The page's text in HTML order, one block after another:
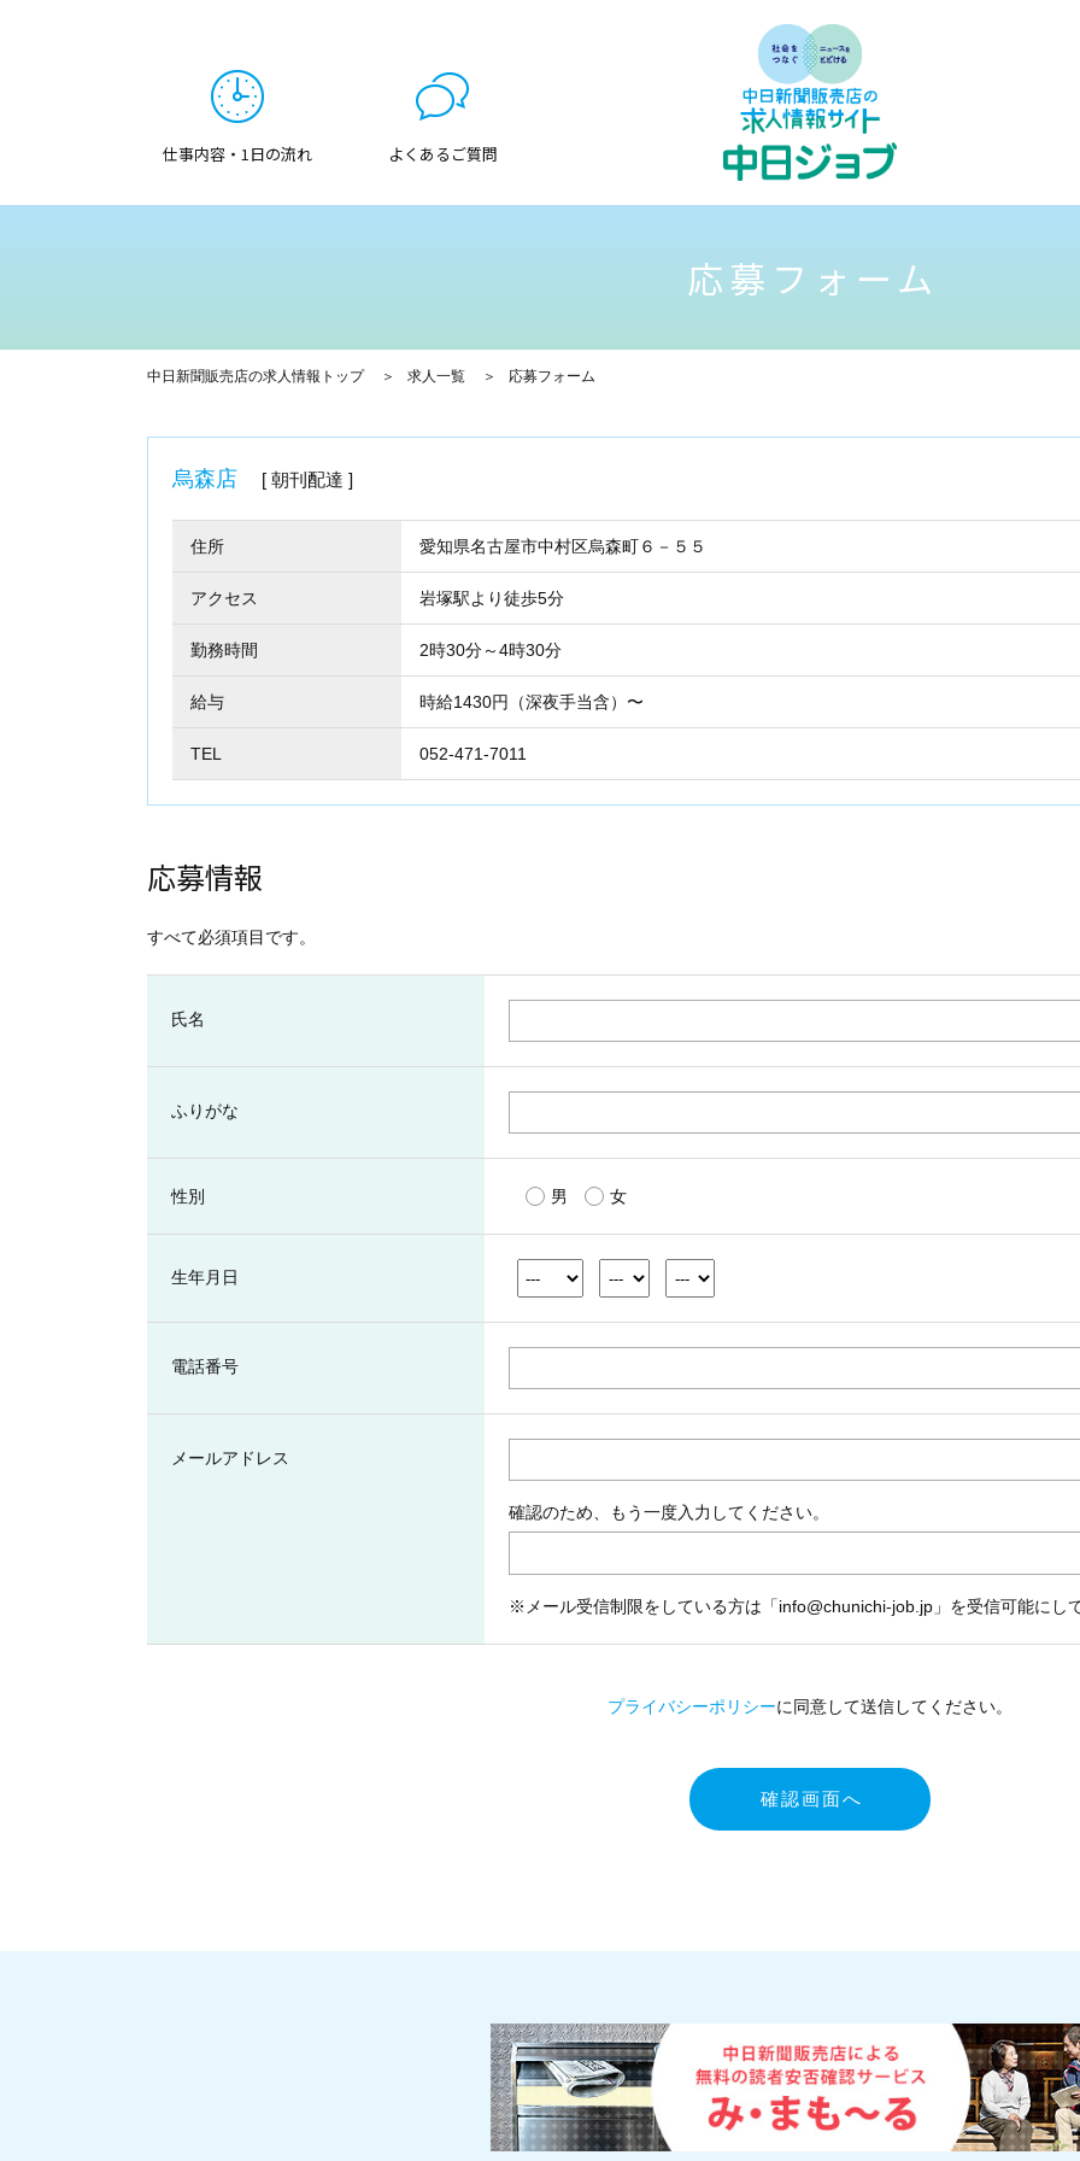
仕事内容・1日の流れ よくあるご質問
応募フォーム
中日新聞販売店の求人情報トップ 求人一覧 応募フォーム
烏森店 朝刊配達
住所 愛知県名古屋市中村区烏森町６－５５
アクセス 岩塚駅より徒歩5分
勤務時間 2時30分～4時30分
給与 時給1430円（深夜手当含）〜
TEL 052-471-7011
応募情報
すべて必須項目です。
氏名
ふりがな
性別 男 女
生年月日
電話番号
メールアドレス
確認のため、もう一度入力してください。
※メール受信制限をしている方は「info@chunichi-job.jp」を受信可能にし
プライバシーポリシーに同意して送信してください。
確認画面へ